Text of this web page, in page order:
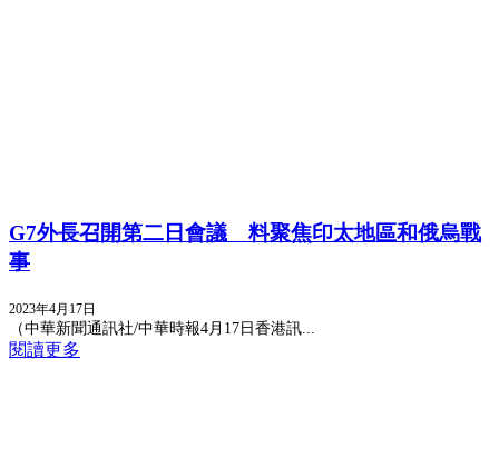
G7外長召開第二日會議 料聚焦印太地區和俄烏戰
事
2023年4月17日
（中華新聞通訊社/中華時報4月17日香港訊...
閱讀更多